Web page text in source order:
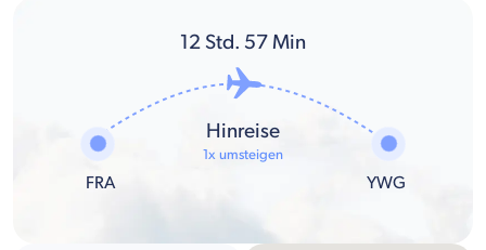
12 Std. 57Min
FRA
Hinreise
1x umsteigen
YWG